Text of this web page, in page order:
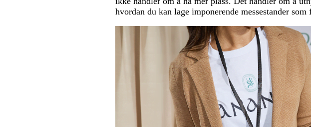
hvordan du kan lage imponerende messestander